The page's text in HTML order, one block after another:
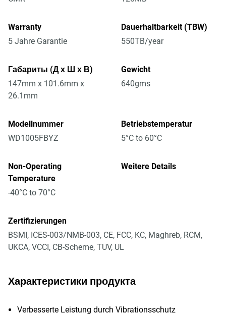
Warranty
5 Jahre Garantie
Dauerhaltbarkeit (TBW)
550TB/year
Габариты (Д х Ш х В)
147mm x 101.6mm x
26.1mm
Gewicht
640gms
Modellnummer
WD1005FBYZ
Betriebstemperatur
5°C to 60°C
Non-Operating
Temperature
-40°C to 70°C
Weitere Details
Zertifizierungen
BSMI, ICES-003/NMB-003, CE, FCC, KC, Maghreb, RCM,
UKCA, VCCI, CB-Scheme, TUV, UL
Характеристики продукта
Verbesserte Leistung durch Vibrationsschutz